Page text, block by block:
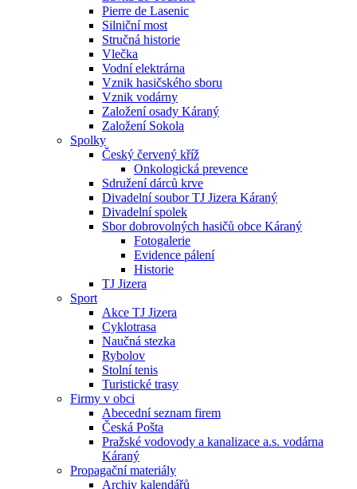
Pierre de Lasenic
Silniční most
Stručná historie
Vlečka
Vodní elektrárna
Vznik hasičského sboru
Vznik vodárny
Založení osady Káraný
Založení Sokola
Spolky
Český červený kříž
Onkologická prevence
Sdružení dárců krve
Divadelní soubor TJ Jizera Káraný
Divadelní spolek
Sbor dobrovolných hasičů obce Káraný
Fotogalerie
Evidence pálení
Historie
TJ Jizera
Sport
Akce TJ Jizera
Cyklotrasa
Naučná stezka
Rybolov
Stolní tenis
Turistické trasy
Firmy v obci
Abecední seznam firem
Česká Pošta
Pražské vodovody a kanalizace a.s. vodárna
Káraný
Propagační materiály
Archiv kalendářů